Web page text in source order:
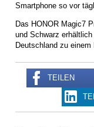
Smartphone so vor
Das HONOR Magic7
und Schwarz
Deutschland zu einem
TEILEN